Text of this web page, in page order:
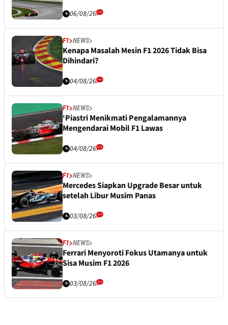
06/08/26
F1 NEWS
Kenapa Masalah Mesin F1 2026 Tidak Bisa
Dihindari?
04/08/26
F1 NEWS
‘Piastri Menikmati Pengalamannya
Mengendarai Mobil F1 Lawas
04/08/26
F1 NEWS
Mercedes Siapkan Upgrade Besar untuk
setelah Libur Musim Panas
03/08/26
F1 NEWS
Ferrari Menyoroti Fokus Utamanya untuk
Sisa Musim F1 2026
03/08/26